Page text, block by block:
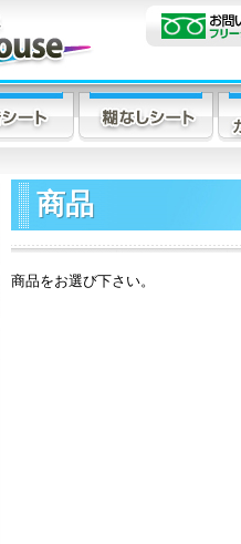
商品
商品をお選び下さい。